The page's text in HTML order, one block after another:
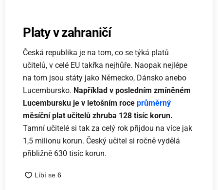
Platy v zahraničí
Česká republika je na tom, co se týká platů
učitelů, v celé EU takřka nejhůře. Naopak nejlépe
na tom jsou státy jako Německo, Dánsko anebo
Lucembursko. Například v posledním zmíněném
Lucembursku je v letošním roceprůměrný
měsíční plat učitelů zhruba 128 tisíc korun.
Tamní učitelé si tak za celý rok přijdou na více jak
1,5 milionu korun. Český učitel si ročně vydělá
přibližně 630 tisíc korun.